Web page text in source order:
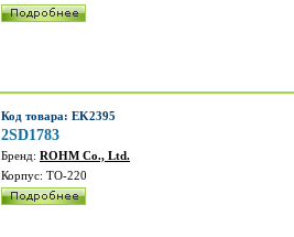
Код товара: EK2395
2SD1783
Бренд: ROHM Co., Ltd.
Корпус: TO-220